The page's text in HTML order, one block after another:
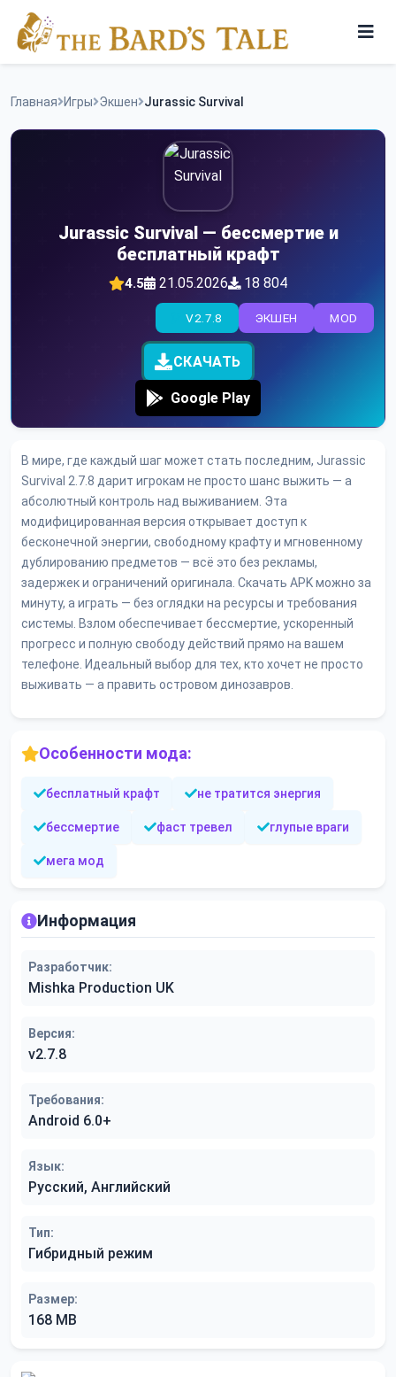
content
Программы
Главная Игры Экшен Jurassic Survival
Jurassic Survival — бессмертие и
бесплатный крафт
4.5 21.05.2026 18 804
MOD
ЭКШЕН
V2.7.8
СКАЧАТЬ
Google Play
В мире, где каждый шаг может стать последним, Jurassic
Survival 2.7.8 дарит игрокам не просто шанс выжить — а
абсолютный контроль над выживанием. Эта
модифицированная версия открывает доступ к
бесконечной энергии, свободному крафту и мгновенному
дублированию предметов — всё это без рекламы,
задержек и ограничений оригинала. Скачать APK можно за
минуту, а играть — без оглядки на ресурсы и требования
системы. Взлом обеспечивает бессмертие, ускоренный
прогресс и полную свободу действий прямо на вашем
телефоне. Идеальный выбор для тех, кто хочет не просто
выживать — а править островом динозавров.
Особенности мода:
бесплатный крафт не тратится энергия
бессмертие фаст тревел глупые враги
мега мод
Информация
Разработчик:
Mishka Production UK
Версия:
v2.7.8
Требования:
Android 6.0+
Язык:
Русский, Английский
Тип:
Гибридный режим
Размер:
168 MB